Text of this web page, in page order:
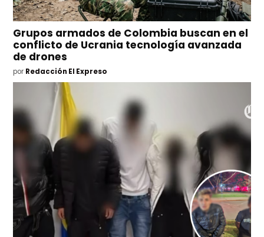
Grupos armados de Colombia buscan en el
conflicto de Ucrania tecnología avanzada
de drones
por Redacción El Expreso